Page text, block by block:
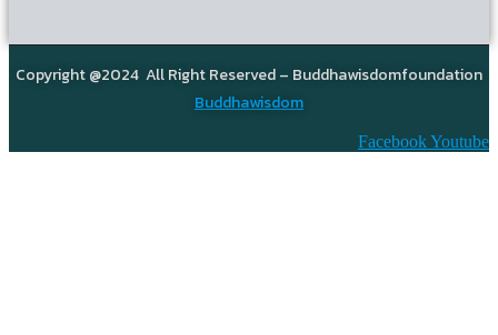
Copyright @2024 All Right Reserved – Buddhawisdomfoundation
Buddhawisdom
FacebookYoutube